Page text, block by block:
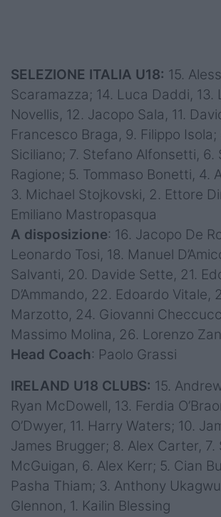
SELEZIONE ITALIA U18: 15.
Scaramazza; 14. Luca Daddi, 13.
Novellis, 12. Jacopo Sala, 11.
Francesco Braga, 9. Filippo
Siciliano; 7. Stefano Alfonsetti, 6.
Ragione; 5. Tommaso Bonetti, 4.
3. Michael Stojkovski, 2. Ettore
Emiliano Mastropasqua
A disposizione: 16. Jacopo De
Leonardo Tosi, 18. Manuel
Salvanti, 20. Davide Sette, 21.
D’Ammando, 22. Edoardo Vitale,
Marzotto, 24. Giovanni
Massimo Molina, 26. Lorenzo
Head Coach: Paolo Grassi
IRELAND U18 CLUBS: 15.
Ryan McDowell, 13. Ferdia
O’Dwyer, 11. Harry Waters; 10.
James Brugger; 8. Alex Carter, 7.
McGuigan, 6. Alex Kerr; 5. Cian
Pasha Thiam; 3. Anthony
Glennon, 1. Kailin Blessing